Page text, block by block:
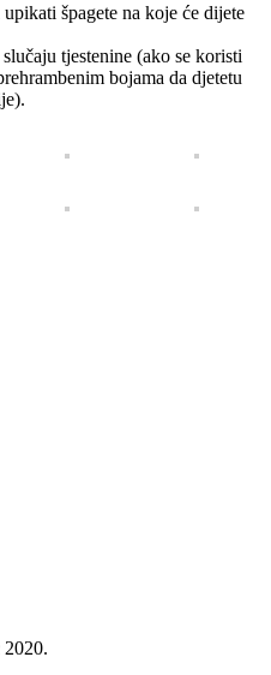
špagete na koje će dijete
tjestenine (ako se koristi
bojama da djetetu